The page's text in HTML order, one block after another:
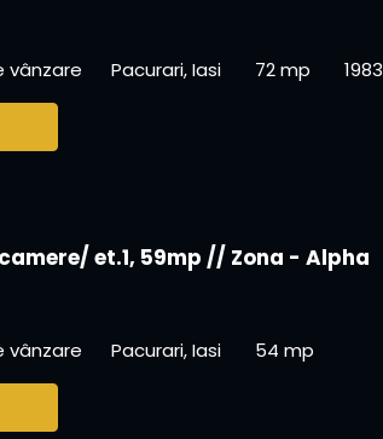
vânzare Pacurari, Iasi 72 mp 1983
et.1, 59mp // Zona - Alpha
vânzare Pacurari, Iasi 54 mp